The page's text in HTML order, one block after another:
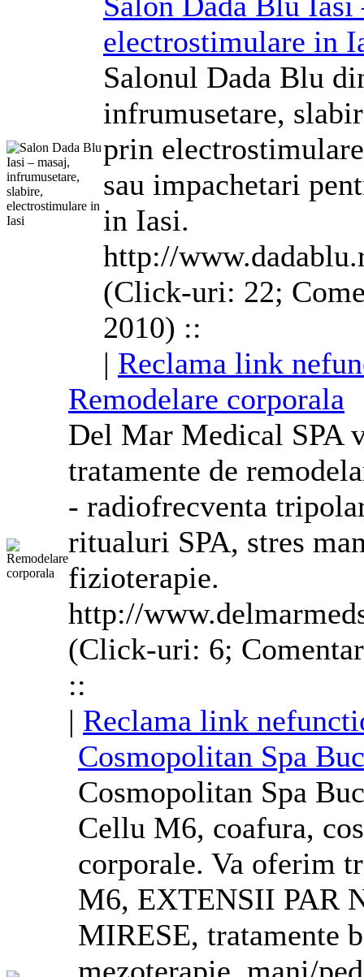
electrostimulare in
Salonul Dada Blu
infrumusetare,
prin
sau impachetari
in Iasi.
http://
(Click-uri: 22;
2010) ::
| Reclama link
Remodelare corporala
Del Mar Medical SPA
tratamente de
- radiofrecventa
ritualuri SPA, stres
fizioterapie.
http://
(Click-uri: 6;
::
| Reclama link
Cosmopolitan Spa
Cosmopolitan Spa
Cellu M6, coafura,
corporale. Va oferim
M6, EXTENSII PAR
MIRESE, tratamente